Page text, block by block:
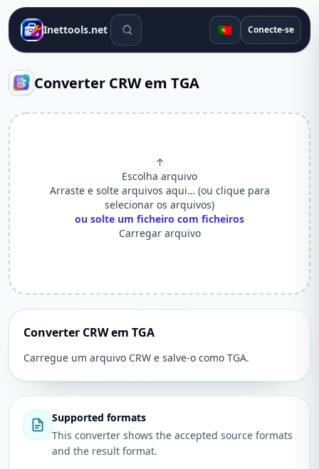
Inettools.net Ferramentas de pesquisa
🇵🇹 Conecte-se
Converter CRW em TGA
↑
Escolha arquivo
Arraste e solte arquivos aqui… (ou clique para
selecionar os arquivos)
ou solte um ficheiro com ficheiros
Carregar arquivo
Converter CRW em TGA
Carregue um arquivo CRW e salve-o como TGA.
Supported formats
This converter shows the accepted source formats
and the result format.